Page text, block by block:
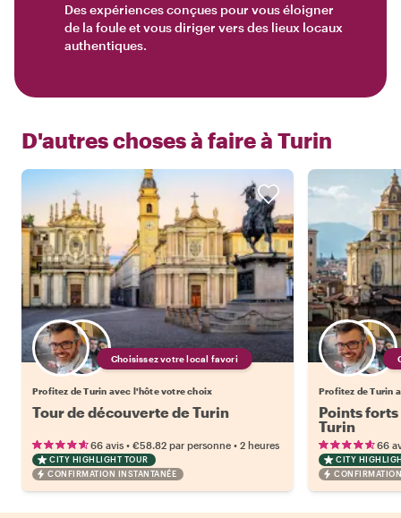
Des expériences conçues pour vous éloigner
de la foule et vous diriger vers des lieux locaux
authentiques.
D'autres choses à faire à Turin
Choisissez votre local favori
Profitez de Turin avec l'hôte votre choix
Tour de découverte de Turin
66 avis • €58.82 par personne • 2 heures
CITY HIGHLIGHT TOUR
CONFIRMATION INSTANTANÉE
Profitez de Turin
Points
Turin
66
CITY